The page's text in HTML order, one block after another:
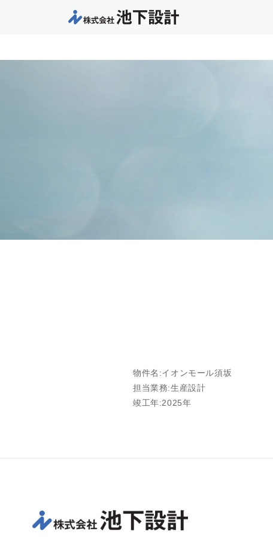
物件名:イオンモール須坂
担当業務:生産設計
竣工年:2025年